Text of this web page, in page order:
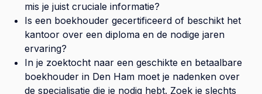
mis je juist cruciale informatie?
Is een boekhouder gecertificeerd of beschikt het
kantoor over een diploma en de nodige jaren
ervaring?
In je zoektocht naar een geschikte en betaalbare
boekhouder in Den Ham moet je nadenken over
de specialisatie die je nodig hebt. Zoek je slechts